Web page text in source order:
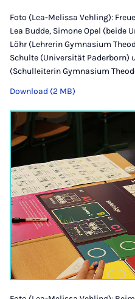
Foto (Lea-Melissa Vehling):
Lea Budde, Simone Opel (beide
Löhr (Lehrerin Gymnasium
Schulte (Universität Paderborn)
(Schulleiterin Gymnasium
Download (2 MB)